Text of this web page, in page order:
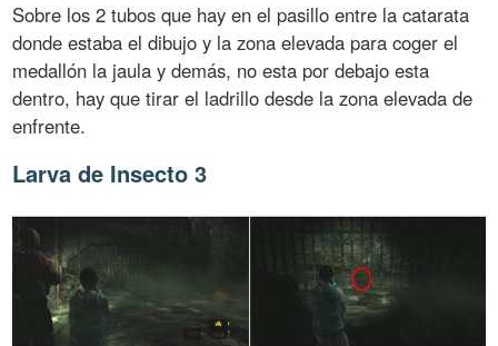
Sobre los 2 tubos que hay en el pasillo entre la catarata
donde estaba el dibujo y la zona elevada para coger el
medallón la jaula y demás, no esta por debajo esta
dentro, hay que tirar el ladrillo desde la zona elevada de
enfrente.
Larva de Insecto 3